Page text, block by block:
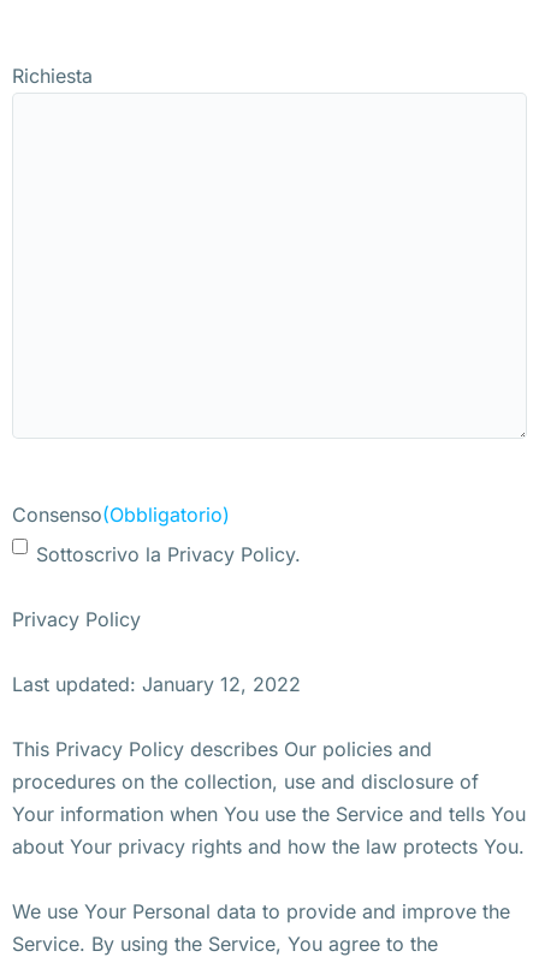
Richiesta
Consenso(Obbligatorio)
Sottoscrivo la Privacy Policy.
Privacy Policy
Last updated: January 12, 2022
This Privacy Policy describes Our policies and
procedures on the collection, use and disclosure of
Your information when You use the Service and tells You
about Your privacy rights and how the law protects You.
We use Your Personal data to provide and improve the
Service. By using the Service, You agree to the